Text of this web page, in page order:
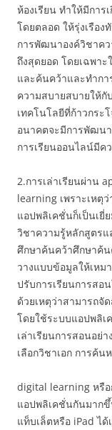
ห้องเรียน ทำให้มีกา
โดยตลอด ให้รุ่งเรือ
การพัฒนาองค์วิชาค
ถึงสุดยอด โดยเฉพาะ
และค้นคว้าและทำกา
ความสบายสบายให้กั
เทคโนโลยีที่ก้าวกระ
อนาคตจะมีการพัฒน
การเรียนออนไลน์มีค
2.การเล่าเรียนผ่าน
learning เพราะเหตุ
แอปพลิเคชั่นก็เป็นเ
วิชาความรู้หลักสูตรแ
ศึกษาค้นคว้าศึกษาค้
วางแบบข้อมูลให้เหม
ปรับการเรียนการสอ
ด้วยเหตุว่าสามารถจั
โดยใช้ระบบแอปพลิเ
เล่าเรียนการสอนอย่
เลือกวิชาเอก การค้น
digital learning หรื
แอปพลิเคชั่นกันมาก
แท็บเล็ตหรือ iPad ไ